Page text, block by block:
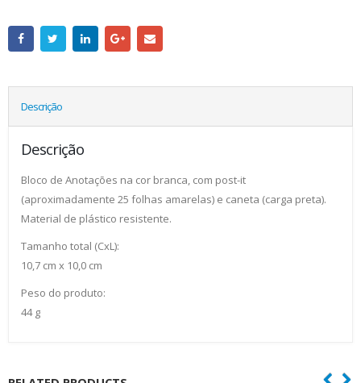
Descrição
Descrição
Bloco de Anotações na cor branca, com post-it
(aproximadamente 25 folhas amarelas) e caneta (carga preta).
Material de plástico resistente.
Tamanho total (CxL):
10,7 cm x 10,0 cm
Peso do produto:
44 g